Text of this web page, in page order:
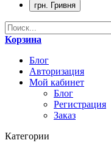
грн. Гривня
Корзина
Блог
Авторизация
Мой кабинет
Блог
Регистрация
Заказ
Категории